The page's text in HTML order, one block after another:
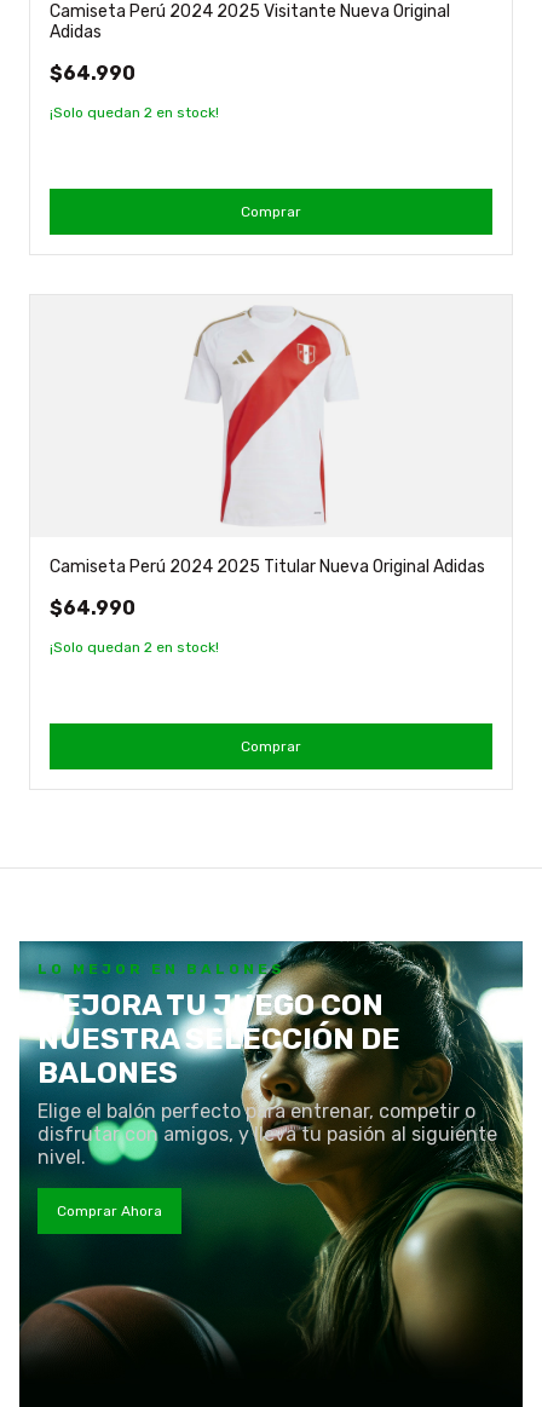
Camiseta Perú 2024 2025 Visitante Nueva Original
Adidas
$64.990
¡Solo quedan 2 en stock!
Comprar
Camiseta Perú 2024 2025 Titular Nueva Original Adidas
$64.990
¡Solo quedan 2 en stock!
Comprar
LO MEJOR EN BALONES
MEJORA TU JUEGO CON
NUESTRA SELECCIÓN DE
BALONES
Elige el balón perfecto para entrenar, competir o
disfrutar con amigos, y lleva tu pasión al siguiente
nivel.
Comprar Ahora